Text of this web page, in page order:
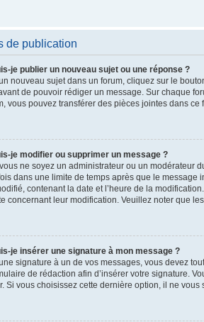
de publication
je publier un nouveau sujet ou une réponse ?
nouveau sujet dans un forum, cliquez sur le
de pouvoir rédiger un message. Sur chaque
vous pouvez transférer des pièces jointes dans ce
je modifier ou supprimer un message ?
ne soyez un administrateur ou un modérateur
dans une limite de temps après que le message
contenant la date et l’heure de la
concernant leur modification. Veuillez noter que
je insérer une signature à mon message ?
signature à un de vos messages, vous devez
de rédaction afin d’insérer votre signature.
Si vous choisissez cette dernière option, il ne